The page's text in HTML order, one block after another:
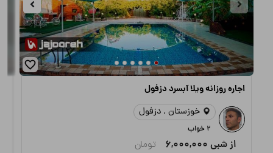
اجاره روزانه ویلا آبسرد دزفول
خوزستان , دزفول
2 خواب
از شبی 6,000,000 تومان